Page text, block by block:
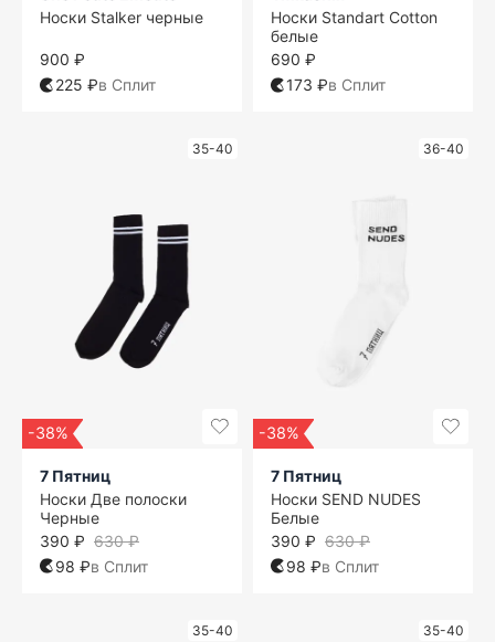
Носки Stalker черные
900 ₽
225 ₽в Сплит
Носки Standart Cotton
белые
690 ₽
173 ₽в Сплит
35-40
-38%
7 Пятниц
Носки Две полоски
Черные
630 ₽
390 ₽
98 ₽в Сплит
36-40
-38%
7 Пятниц
Носки SEND NUDES
Белые
630 ₽
390 ₽
98 ₽в Сплит
35-40 35-40